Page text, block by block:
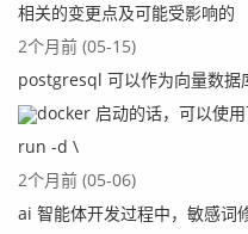
相关的变更点及可能受影响的
2个月前 (05-15)
postgresql 可以作为向量数据
docker 启动的话，可以使
run -d \
2个月前 (05-06)
ai 智能体开发过程中，敏感词